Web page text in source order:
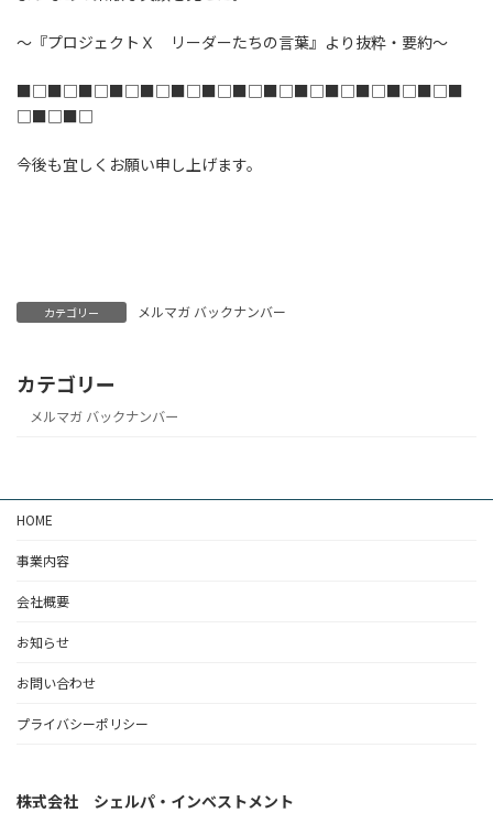
～『プロジェクトＸ リーダーたちの言葉』より抜粋・要約～
■□■□■□■□■□■□■□■□■□■□■□■□■□■□■
□■□■□
今後も宜しくお願い申し上げます。
カテゴリー メルマガ バックナンバー
カテゴリー
メルマガ バックナンバー
HOME
事業内容
会社概要
お知らせ
お問い合わせ
プライバシーポリシー
株式会社 シェルパ・インベストメント